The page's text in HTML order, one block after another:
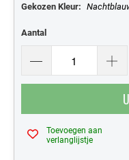
Gekozen Kleur:
Aantal
Toevoegen aan
verlanglijstje